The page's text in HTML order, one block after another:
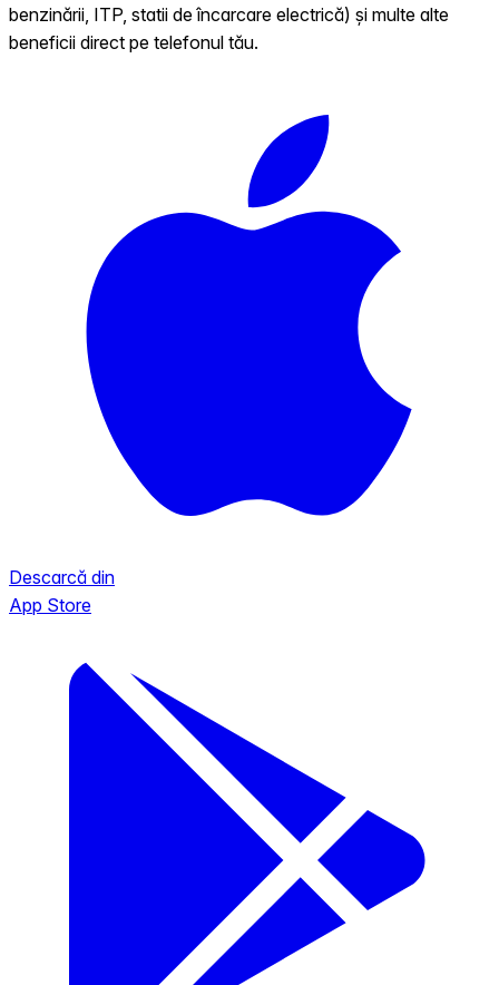
benzinării, ITP, statii de încarcare electrică) și multe alte
beneficii direct pe telefonul tău.
Descarcă din
App Store